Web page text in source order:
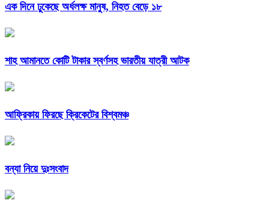
এক দিনে ঢুকেছে অর্ধলক্ষ মানুষ, নিহত বেড়ে ১৮
শাহ আমানতে কোটি টাকার স্বর্ণসহ ভারতীয় যাত্রী আটক
আফ্রিকায় ফিরছে ক্রিকেটের বিশ্বমঞ্চ
বন্যা নিয়ে দুঃসংবাদ